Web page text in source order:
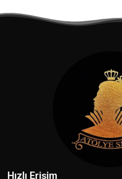
Hızlı Erişim